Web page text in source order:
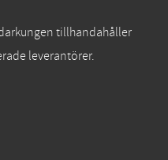
tillhandahåller
leverantörer.